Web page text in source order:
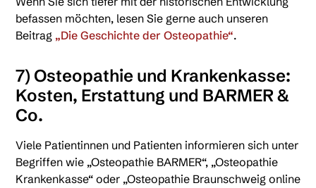
befassen möchten, lesen Sie gerne auch unseren
Beitrag „Die Geschichte der Osteopathie“.
7) Osteopathie und Krankenkasse:
Kosten, Erstattung und BARMER &
Co.
Viele Patientinnen und Patienten informieren sich unter
Begriffen wie „Osteopathie BARMER“, „Osteopathie
Krankenkasse“ oder „Osteopathie Braunschweig online